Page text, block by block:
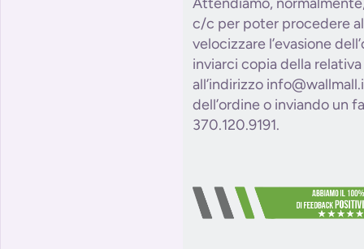
c/c per poter procedere
velocizzare l’evasione
inviarci copia della
all’indirizzo
dell’ordine o inviando un
370.120.9191.